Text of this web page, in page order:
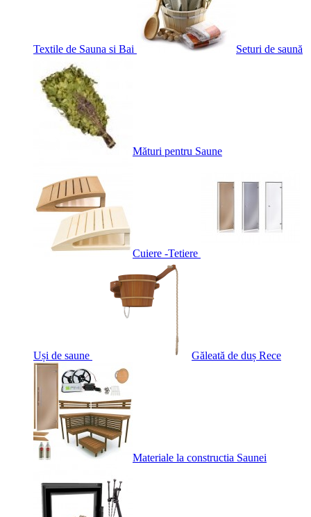
Textile de Sauna si Bai Seturi de saună
Mături pentru Saune
Cuiere -Tetiere
Uși de saune Găleată de duș Rece
Materiale la constructia Saunei